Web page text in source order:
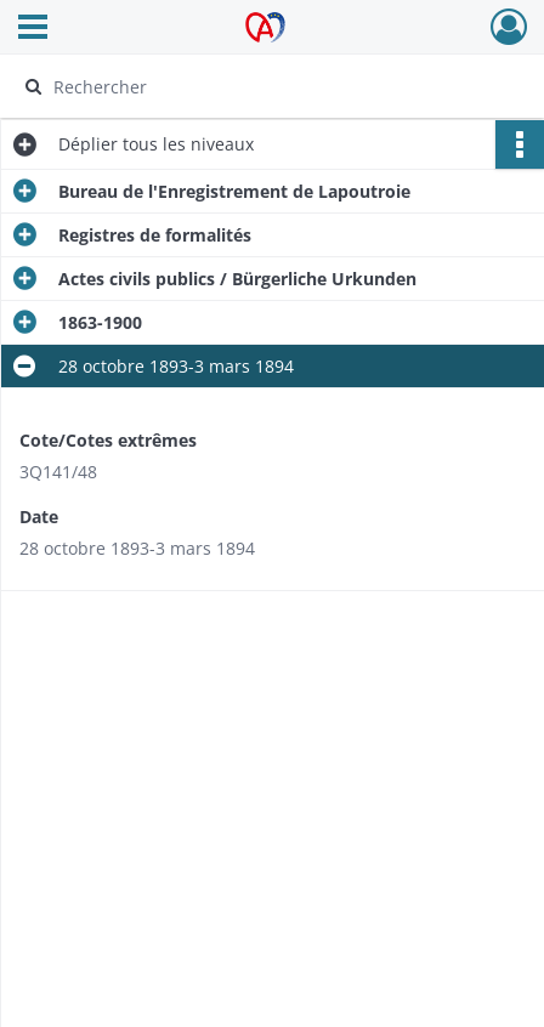
Archives Alsace - Colmar
Ouvrir le menu déroulant
Déplier tous les niveaux
Bureau de l'Enregistrement de Lapoutroie
Registres de formalités
Actes civils publics / Bürgerliche Urkunden
1863-1900
28 octobre 1893-3 mars 1894
Cote/Cotes extrêmes
3Q141/48
Date
28 octobre 1893-3 mars 1894